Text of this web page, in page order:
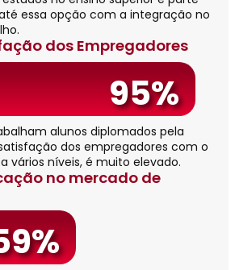
essa opção com a integração no
dos Empregadores
95%
alunos diplomados pela
dos empregadores com o
vários níveis, é muito elevado.
no mercado de